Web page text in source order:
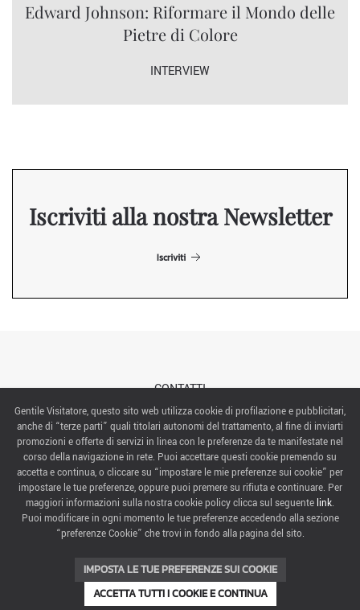
Edward Johnson: Riformare il Mondo delle
Pietre di Colore
INTERVIEW
Iscriviti alla nostra Newsletter
Iscriviti
CONTATTI
ABOUT US
ITALIAN EXHIBITION GROUP SpA All rights reserved
Via Emilia 155, 47921 Rimini,
CF/PI 00139440408, Registro Imprese: Rimini P.I e n. Reg. Imprese 00139440408, Capitale Sociale
52.214.897 i.v.
Gentile Visitatore, questo sito web utilizza cookie di profilazione e pubblicitari,
anche di “terze parti” quali titolari autonomi del trattamento, al fine di inviarti
promozioni e offerte di servizi in linea con le preferenze da te manifestate nel
corso della navigazione in rete. Puoi accettare questi cookie premendo su
accetta e continua, o cliccare su “impostare le mie preferenze sui cookie” per
impostare le tue preferenze, oppure puoi premere su rifiuta e continuare. Per
maggiori informazioni sulla nostra cookie policy clicca sul seguente link.
Puoi modificare in ogni momento le tue preferenze accedendo alla sezione
“preferenze Cookie” che trovi in fondo alla pagina del sito.
IMPOSTA LE TUE PREFERENZE SUI COOKIE
ACCETTA TUTTI I COOKIE E CONTINUA